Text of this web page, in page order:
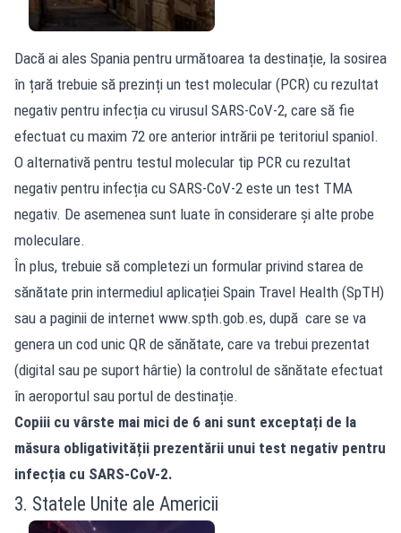
Dacă ai ales Spania pentru următoarea ta destinație, la sosirea
în țară trebuie să prezinți un test molecular (PCR) cu rezultat
negativ pentru infecția cu virusul SARS-CoV-2, care să fie
efectuat cu maxim 72 ore anterior intrării pe teritoriul spaniol.
O alternativă pentru testul molecular tip PCR cu rezultat
negativ pentru infecția cu SARS-CoV-2 este un test TMA
negativ. De asemenea sunt luate în considerare și alte probe
moleculare.
În plus, trebuie să completezi un formular privind starea de
sănătate prin intermediul aplicației Spain Travel Health (SpTH)
sau a paginii de internet www.spth.gob.es, după care se va
genera un cod unic QR de sănătate, care va trebui prezentat
(digital sau pe suport hârtie) la controlul de sănătate efectuat
în aeroportul sau portul de destinație.
Copiii cu vârste mai mici de 6 ani sunt exceptați de la
măsura obligativității prezentării unui test negativ pentru
infecția cu SARS-CoV-2.
3. Statele Unite ale Americii